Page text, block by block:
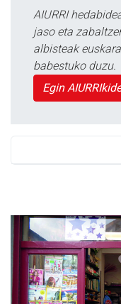
AIURRI
jaso eta
albisteak
babestuko duzu.
Egin